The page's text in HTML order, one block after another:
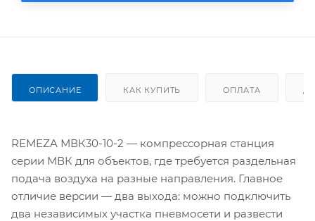
ОПИСАНИЕ КАК КУПИТЬ ОПЛАТА
REMEZA МВК30-10-2 — компрессорная станция
серии МВК для объектов, где требуется раздельная
подача воздуха на разные направления. Главное
отличие версии — два выхода: можно подключить
два независимых участка пневмосети и развести